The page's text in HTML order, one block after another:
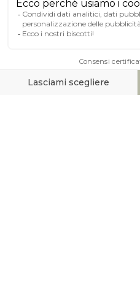
A PROPOSITO DI MILIBOO
AIUTO & CONTATTO